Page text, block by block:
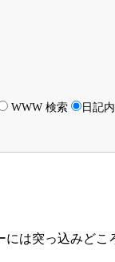
WWW 検索 日記
は突っ込みどこ